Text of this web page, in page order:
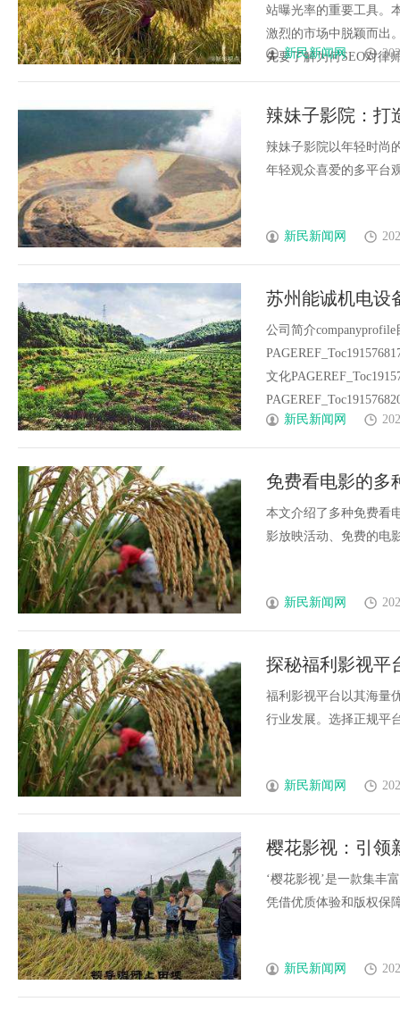
站曝光率的重要工具。
激烈的市场中脱颖而出
先要了解为何SEO对律
新民新闻网
辣妹子影院：打
辣妹子影院以年轻时尚
年轻观众喜爱的多平台
新民新闻网
苏州能诚机电设
公司简介companyprofile
文化
新民新闻网
免费看电影的多
本文介绍了多种免费看
影放映活动、免费的电
新民新闻网
探秘福利影视平
福利影视平台以其海量
行业发展。选择正规平
新民新闻网
樱花影视：引领
‘樱花影视’是一款集丰
凭借优质体验和版权保
新民新闻网